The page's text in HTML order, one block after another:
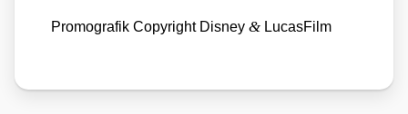
Pro­mo­gra­fik Copy­right Dis­ney& Lucas­Film